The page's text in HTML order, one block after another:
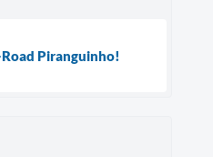
Piranguinho!